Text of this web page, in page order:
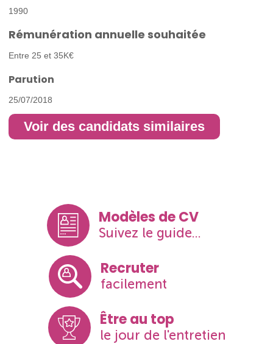
1990
Rémunération annuelle souhaitée
Entre 25 et 35K€
Parution
25/07/2018
Voir des candidats similaires
Modèles de CV
Suivez le guide...
Recruter
facilement
Être au top
le jour de l'entretien